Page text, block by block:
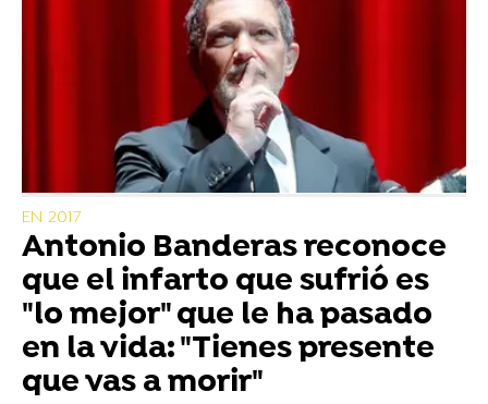
EN 2017
Antonio Banderas reconoce
que el infarto que sufrió es
"lo mejor" que le ha pasado
en la vida: "Tienes presente
que vas a morir"